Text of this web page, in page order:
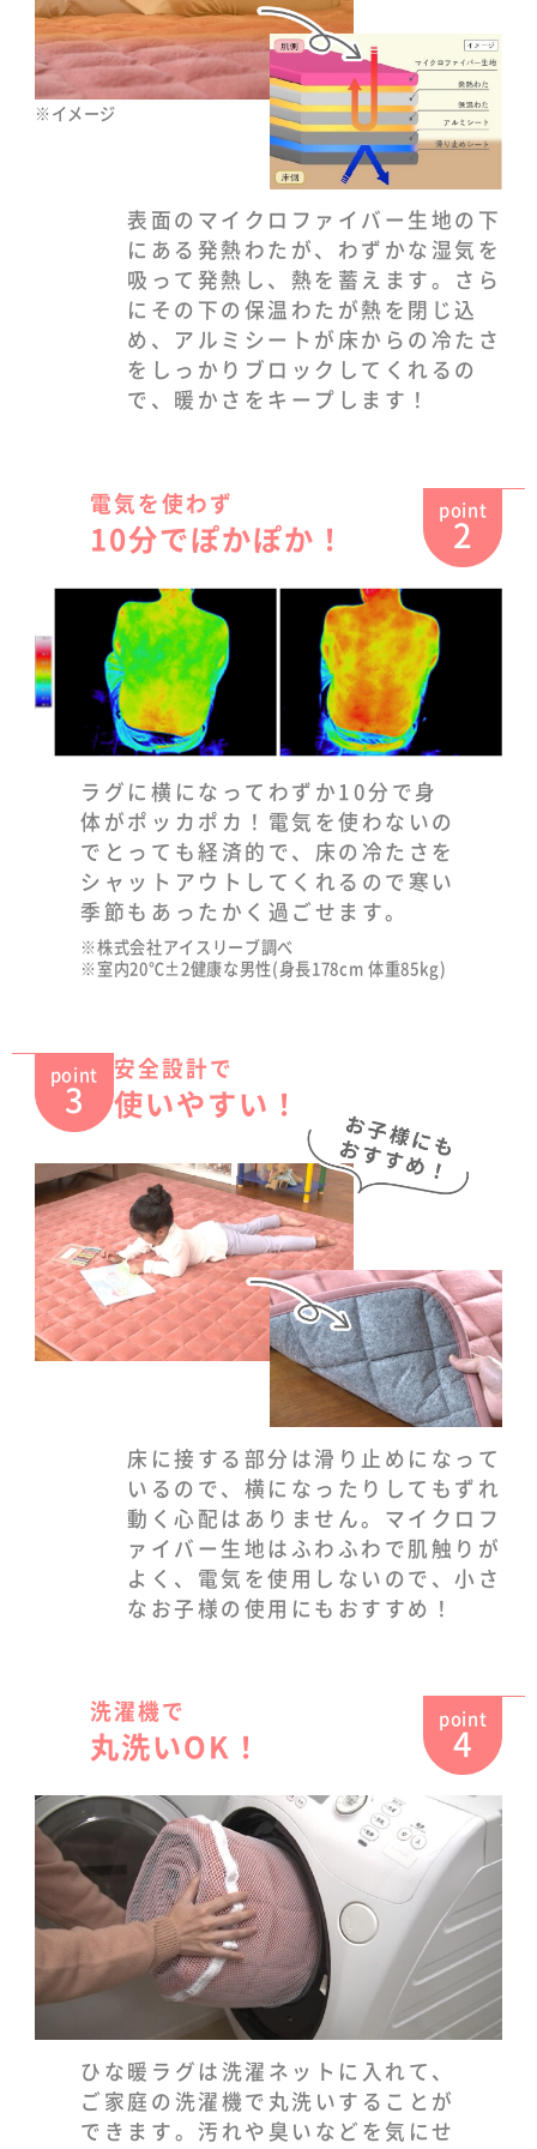
※イメージ
表面のマイクロファイバー生地の下
にある発熱わたが、わずかな湿気を
吸って発熱し、熱を蓄えます。さら
にその下の保温わたが熱を閉じ込
め、アルミシートが床からの冷たさ
をしっかりブロックしてくれるの
で、暖かさをキープします！
point
2
電気を使わず
10分でぽかぽか！
ラグに横になってわずか10分で身
体がポッカポカ！電気を使わないの
でとっても経済的で、床の冷たさを
シャットアウトしてくれるので寒い
季節もあったかく過ごせます。
※株式会社アイスリーブ調べ
※室内20℃±2健康な男性(身長178cm 体重85kg)
point
3
安全設計で
使いやすい！
床に接する部分は滑り止めになって
いるので、横になったりしてもずれ
動く心配はありません。マイクロフ
ァイバー生地はふわふわで肌触りが
よく、電気を使用しないので、小さ
なお子様の使用にもおすすめ！
point
4
洗濯機で
丸洗いOK！
ひな暖ラグは洗濯ネットに入れて、
ご家庭の洗濯機で丸洗いすることが
できます。汚れや臭いなどを気にせ